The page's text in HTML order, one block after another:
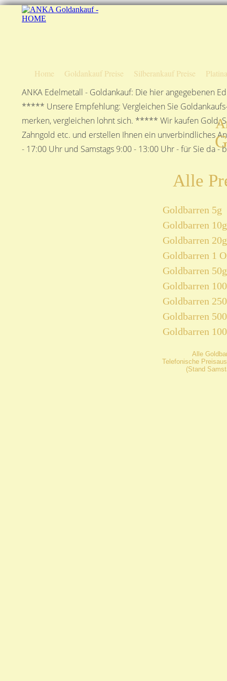
Home Goldankauf Preise Silberankauf Preise
ANKA Edelmetall - Goldankauf: Die hier angegebenen
***** Unsere Empfehlung: Vergleichen Sie
merken, vergleichen lohnt sich. ***** Wir kaufen Gold,
Zahngold etc. und erstellen Ihnen ein unverbindliches
- 17:00 Uhr und Samstags 9:00 - 13:00 Uhr - für Sie
Alle
Goldbarren 5g
Goldbarren 10g
Goldbarren 20g
Goldbarren 1
Goldbarren 50g
Goldbarren
Goldbarren
Goldbarren
Goldbarren
Alle
Telefonische
(Stand